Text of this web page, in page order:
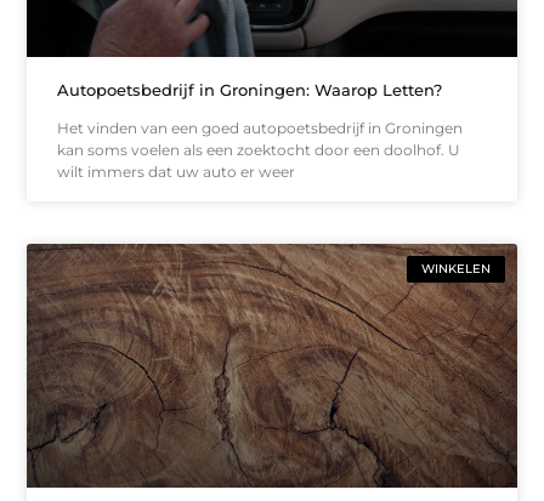
Autopoetsbedrijf in Groningen: Waarop Letten?
Het vinden van een goed autopoetsbedrijf in Groningen
kan soms voelen als een zoektocht door een doolhof. U
wilt immers dat uw auto er weer
WINKELEN